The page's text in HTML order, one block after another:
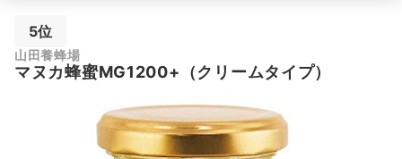
5位
山田養蜂場
マヌカ蜂蜜MG1200+（クリームタイプ）